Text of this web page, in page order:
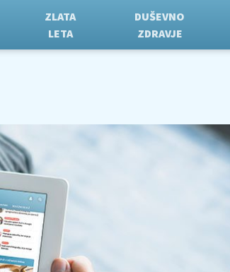
ZLATA
LETA
DUŠEVNO
ZDRAVJE